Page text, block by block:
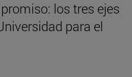
los tres ejes
para el